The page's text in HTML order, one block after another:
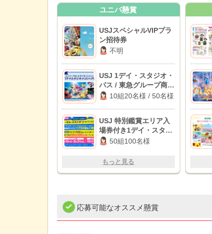
ユニバ懸賞
USJスペシャルVIPプラ
ン招待券
不明
USJ 1デイ・スタジオ・
パス / 東急グループ商品
券 2,000円分
10組20名様 / 50名様
USJ 特別鑑賞エリア入
場券付き1デイ・スタジ
オ・パス
50組100名様
もっと見る
応募可能なオススメ懸賞